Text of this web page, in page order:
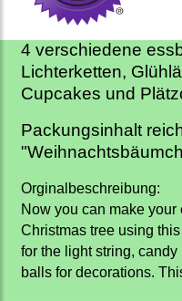
4 verschiedene
Lichterketten,
Cupcakes und
Packungsinhalt
Orginalbeschreibung:
Now you can make
Christmas tree using
for the light string,
balls for decorations.